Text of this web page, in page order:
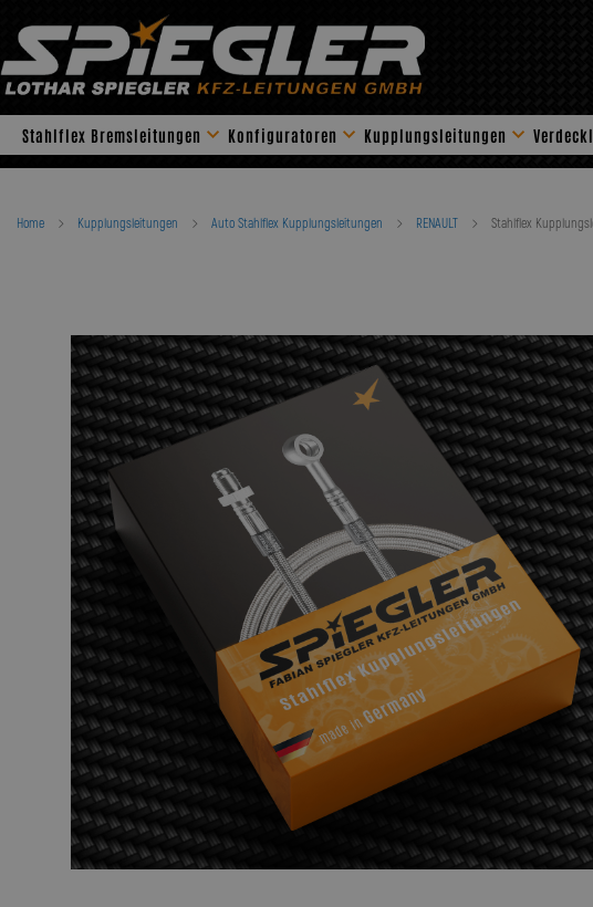
content
Stahlflex Bremsleitungen Konfiguratoren Kupplungsleitungen
Home Kupplungsleitungen Auto Stahlflex Kupplungsleitungen RENAULT Stahlflex